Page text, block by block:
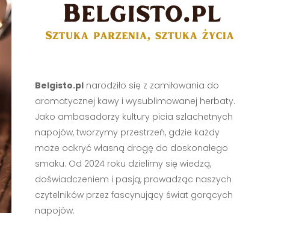
Belgisto.plnarodziło się z zamiłowania do
aromatycznej kawy i wysublimowanej herbaty.
Jako ambasadorzy kultury picia szlachetnych
napojów, tworzymy przestrzeń, gdzie każdy
może odkryć własną drogę do doskonałego
smaku. Od 2024 roku dzielimy się wiedzą,
doświadczeniem i pasją, prowadząc naszych
czytelników przez fascynujący świat gorących
napojów.